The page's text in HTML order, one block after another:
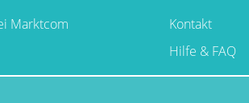
Marktcom
Kontakt
Hilfe & FAQ